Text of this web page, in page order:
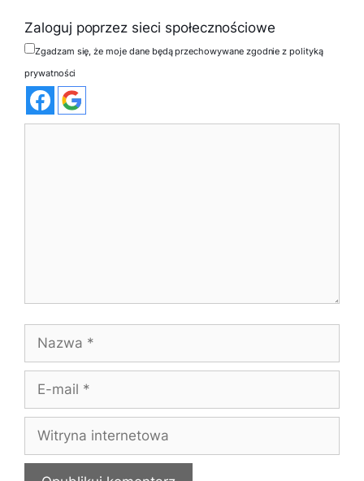
Zaloguj poprzez sieci społecznościowe
Zgadzam się, że moje dane będą przechowywane zgodnie z polityką
prywatności
Nazwa
Witryna
internetowa